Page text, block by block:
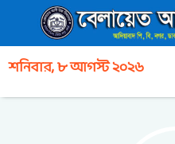
শনিবার, ৮ আগস্ট ২০২৬